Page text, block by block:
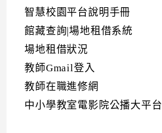
智慧校園平台說明手冊
館藏查詢|場地租借系統
場地租借狀況
教師Gmail登入
教師在職進修網
中小學教室電影院公播大平台